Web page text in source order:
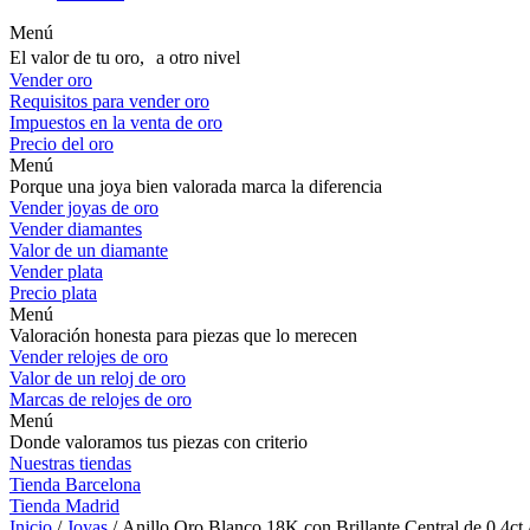
Menú
El valor de tu oro, a otro nivel
Vender oro
Requisitos para vender oro
Impuestos en la venta de oro
Precio del oro
Menú
Porque una joya bien valorada marca la diferencia
Vender joyas de oro
Vender diamantes
Valor de un diamante
Vender plata
Precio plata
Menú
Valoración honesta para piezas que lo merecen
Vender relojes de oro
Valor de un reloj de oro
Marcas de relojes de oro
Menú
Donde valoramos tus piezas con criterio
Nuestras tiendas
Tienda Barcelona
Tienda Madrid